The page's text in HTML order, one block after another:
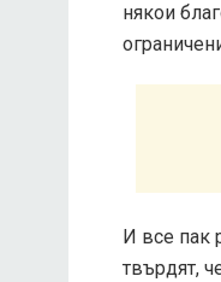
някои
И все пак
твърдят,